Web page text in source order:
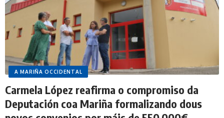
A MARIÑA OCCIDENTAL
Carmela López reafirma o compromiso da
Deputación coa Mariña formalizando dous